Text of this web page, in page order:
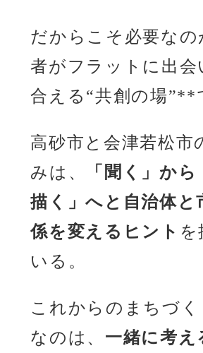
だからこそ必要な
者がフラットに出会
合える“共創の場”**
高砂市と会津若松市
みは、
「聞く」か
描く」へと自治体と
係を変えるヒント を
いる。
これからのまちづく
なのは、 一緒に考え